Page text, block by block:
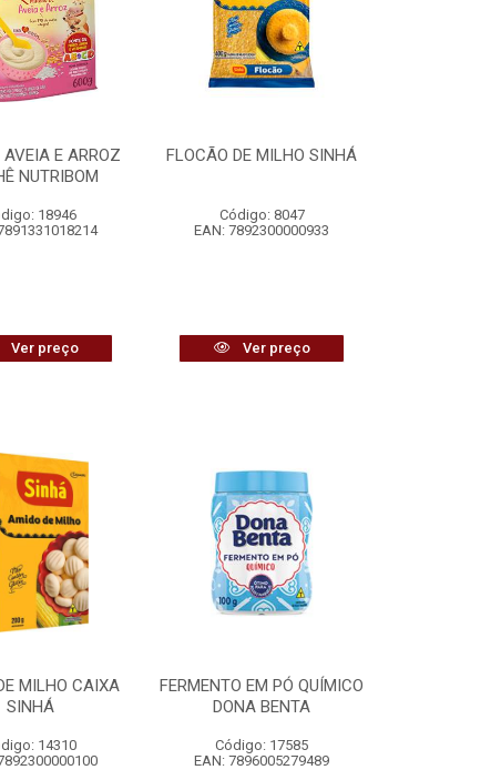
E ARROZ
NUTRIBOM
18946
Ver preço
FLOCÃO DE MILHO SINHÁ
Código: 8047
EAN: 7892300000933
Ver preço
MILHO CAIXA
SINHÁ
14310
FERMENTO EM PÓ QUÍMICO
DONA BENTA
Código: 17585
EAN: 7896005279489